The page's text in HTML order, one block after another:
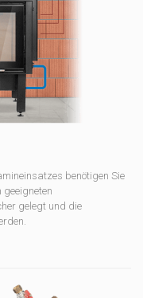
benötigen Sie
geeigneten
gelegt und die